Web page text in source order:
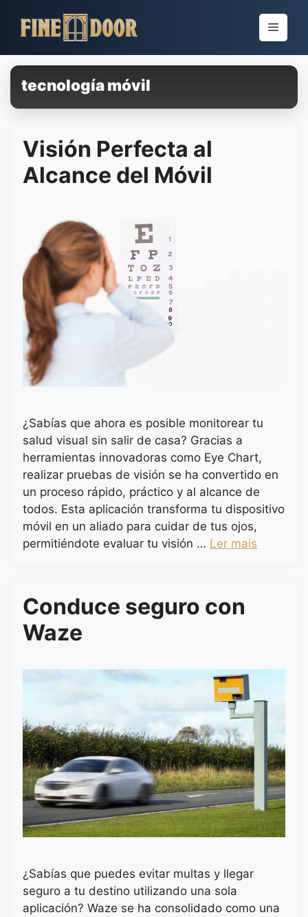
para
conteúdo
Menu
tecnología móvil
Visión Perfecta al
Alcance del Móvil
¿Sabías que ahora es posible monitorear tu
salud visual sin salir de casa? Gracias a
herramientas innovadoras como Eye Chart,
realizar pruebas de visión se ha convertido en
un proceso rápido, práctico y al alcance de
todos. Esta aplicación transforma tu dispositivo
móvil en un aliado para cuidar de tus ojos,
permitiéndote evaluar tu visión … Ler mais
Conduce seguro con
Waze
¿Sabías que puedes evitar multas y llegar
seguro a tu destino utilizando una sola
aplicación? Waze se ha consolidado como una